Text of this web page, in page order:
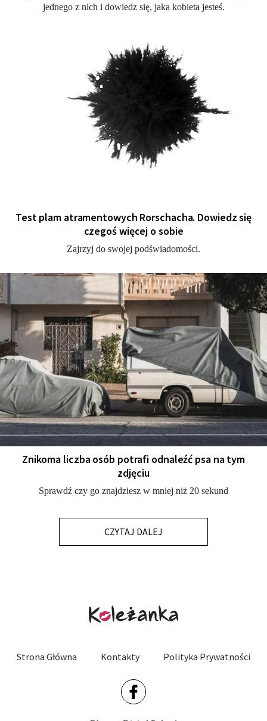
jednego z nich i dowiedz się, jaka kobieta jesteś.
Test plam atramentowych Rorschacha. Dowiedz się
czegoś więcej o sobie
Zajrzyj do swojej podświadomości.
Znikoma liczba osób potrafi odnaleźć psa na tym
zdjęciu
Sprawdź czy go znajdziesz w mniej niż 20 sekund
CZYTAJ DALEJ
Strona Główna Kontakty Polityka Prywatności